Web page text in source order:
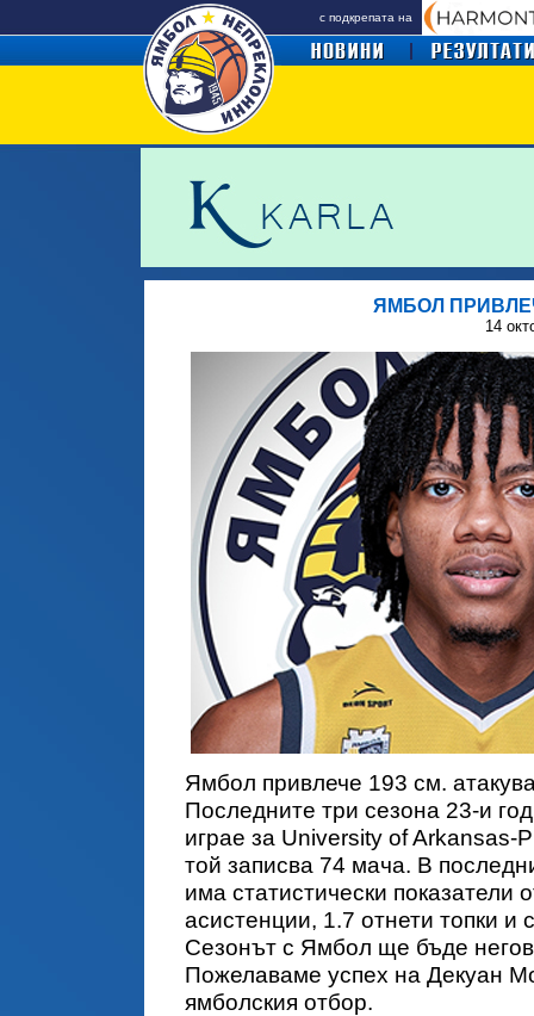
с подкрепата на
ЯМБОЛ
14
Ямбол привлече 193 см.
Последните три сезона 23-и
играе за University of Arkansas-
той записва 74 мача. В
има статистически показатели
асистенции, 1.7 отнети топки и
Сезонът с Ямбол ще бъде
Пожелаваме успех на Декуан
ямболския отбор.